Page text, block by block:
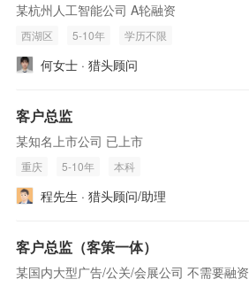
某杭州人工智能公司 A轮融资
西湖区 5-10年 学历不限
何女士 · 猎头顾问
客户总监
某知名上市公司 已上市
重庆 5-10年 本科
程先生 · 猎头顾问/助理
客户总监（客策一体）
某国内大型广告/公关/会展公司 不需要融资